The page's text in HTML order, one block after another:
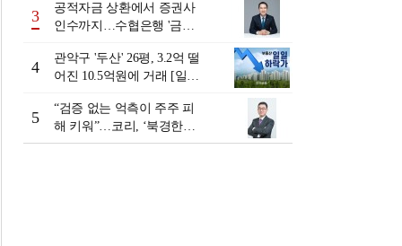
3
공적자금 상환에서 증권사
인수까지…수협은행 '금융
행 금융그룹의 꿈①]
4
관악구 '두산' 26평, 3.2억 떨
어진 10.5억원에 거래 [일일
5
“검증 없는 억측이 주주 피
해 키워”…코리, ‘북경한미
미수채권 논란’ 정면 반박